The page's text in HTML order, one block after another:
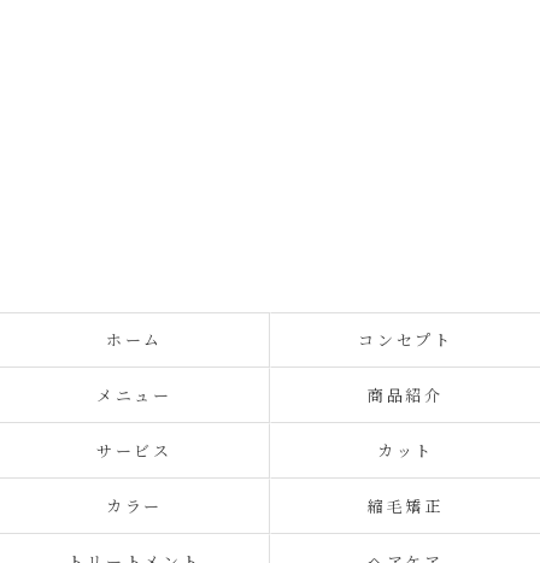
ホーム コンセプト
メニュー 商品紹介
サービス カット
カラー 縮毛矯正